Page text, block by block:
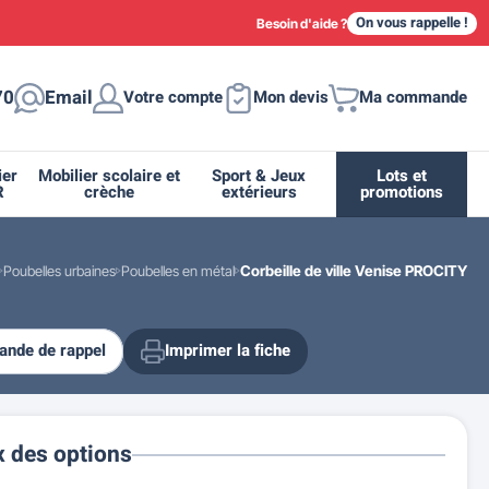
Besoin d'aide ? On vous rappelle !
Email Votre compte Mon devis Ma commande
Fleurissement urbain
Supports et abris vélo moto
Miroir de sécurité routière
Drapeau - Pavoisement
Espace sanitaire
Mobilier scolaire et
crèche
Casiers et meubles de rangement
Sport & Jeux
extérieurs
Lots et
promotions
Poubelles urbaines Poubelles en métal Corbeille de ville Venise PROCITY
des options
de rappel Imprimer la fiche